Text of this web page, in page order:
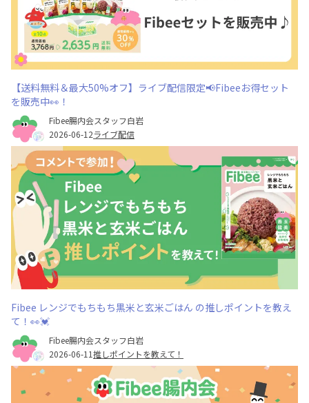
【送料無料＆最大50%オフ】ライブ配信限定📢Fibeeお得セット
を販売中👀！
Fibee腸内会スタッフ白岩
2026-06-12ライブ配信
Fibee レンジでもちもち黒米と玄米ごはん の推しポイントを教え
て！👀💓
Fibee腸内会スタッフ白岩
2026-06-11推しポイントを教えて！